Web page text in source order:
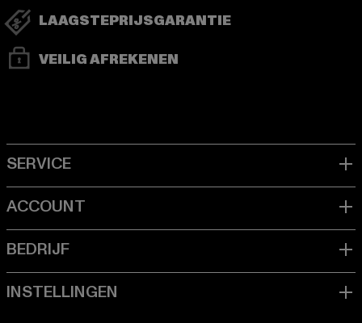
LAAGSTEPRIJSGARANTIE
VEILIG AFREKENEN